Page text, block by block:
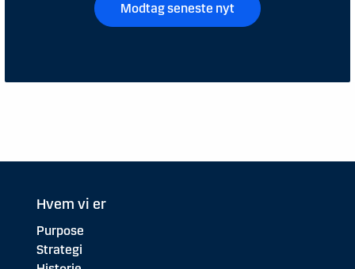
Modtag seneste nyt
Hvem vi er
Purpose
Strategi